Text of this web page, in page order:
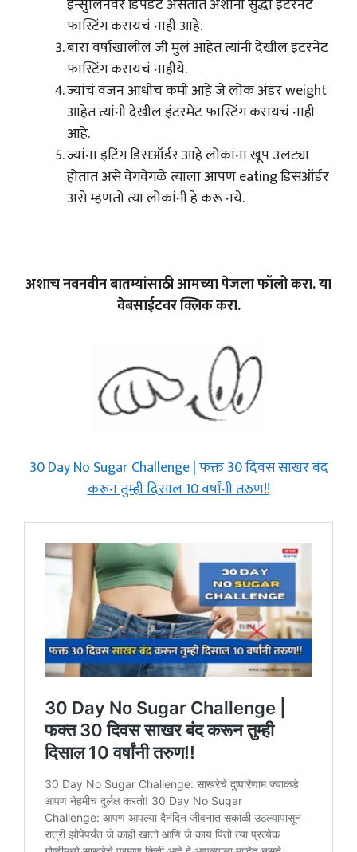
इन्सुलिनवर डिपेंडंट असतात अशांनी सुद्धा इंटरनेट
फास्टिंग करायचं नाही आहे.
बारा वर्षाखालील जी मुलं आहेत त्यांनी देखील इंटरनेट
फास्टिंग करायचं नाहीये.
ज्यांचं वजन आधीच कमी आहे जे लोक अंडर weight
आहेत त्यांनी देखील इंटरमेंट फास्टिंग करायचं नाही
आहे.
ज्यांना इटिंग डिसऑर्डर आहे लोकांना खूप उलट्या
होतात असे वेगवेगळे त्याला आपण eating डिसऑर्डर
असे म्हणतो त्या लोकांनी हे करू नये.
अशाच नवनवीन बातम्यांसाठी आमच्या पेजला फॉलो करा. या
वेबसाईटवर क्लिक करा.
30 Day No Sugar Challenge | फक्त 30 दिवस साखर बंद
करून तुम्ही दिसाल 10 वर्षांनी तरुण!!